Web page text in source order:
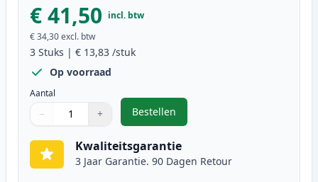
€ 41,50 incl. btw
€ 34,30excl. btw
3 Stuks | € 13,83 /stuk
Op voorraad
Aantal
Gebruik de knoppen om aan te passen
− +
1
Bestellen
,3 stuks Canon PG-40 & CL-41
Kwaliteitsgarantie
3 Jaar Garantie. 90 Dagen Retour